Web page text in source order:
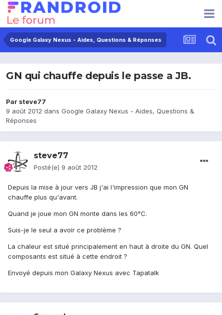
Google Galaxy Nexus - Aides, Questions & Réponses
GN qui chauffe depuis le passe a JB.
Par steve77
9 août 2012 dans Google Galaxy Nexus - Aides, Questions &
Réponses
steve77
Posté(e) 9 août 2012
Depuis la mise à jour vers JB j'ai l'impression que mon GN
chauffe plus qu'avant.
Quand je joue mon GN monte dans les 60°C.
Suis-je le seul a avoir ce problème ?
La chaleur est situé principalement en haut à droite du GN. Quel
composants est situé à cette endroit ?
Envoyé depuis mon Galaxy Nexus avec Tapatalk